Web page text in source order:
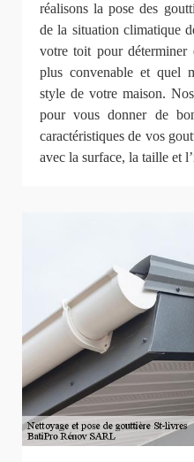
réalisons la pose des
de la situation climatique
votre toit pour déterminer
plus convenable et quel
style de votre maison.
pour vous donner de
caractéristiques de vos
avec la surface, la taille et